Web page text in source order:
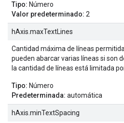
Tipo: Número
Valor predeterminado: 2
hAxis.maxTextLines
Cantidad máxima de líneas
pueden abarcar varias líneas si son
la cantidad de líneas está limitada
Tipo: Número
Predeterminada: automática
hAxis.minTextSpacing